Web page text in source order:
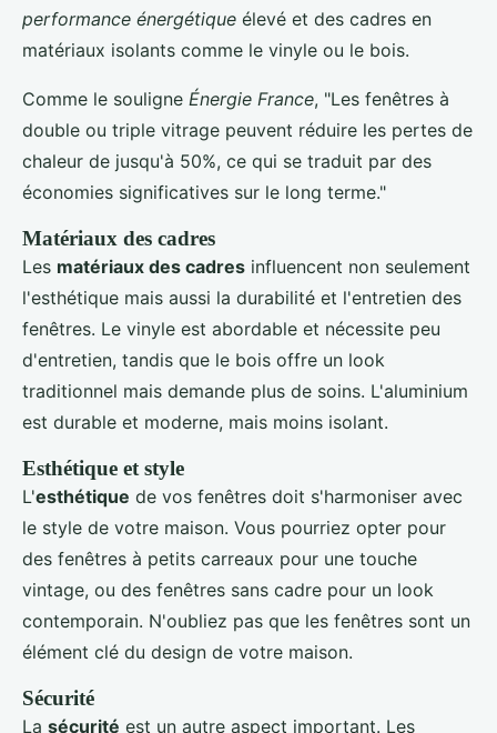
performance énergétique élevé et des cadres en
matériaux isolants comme le vinyle ou le bois.
Comme le souligne Énergie France, "Les fenêtres à
double ou triple vitrage peuvent réduire les pertes de
chaleur de jusqu'à 50%, ce qui se traduit par des
économies significatives sur le long terme."
Matériaux des cadres
Les matériaux des cadres influencent non seulement
l'esthétique mais aussi la durabilité et l'entretien des
fenêtres. Le vinyle est abordable et nécessite peu
d'entretien, tandis que le bois offre un look
traditionnel mais demande plus de soins. L'aluminium
est durable et moderne, mais moins isolant.
Esthétique et style
L'esthétique de vos fenêtres doit s'harmoniser avec
le style de votre maison. Vous pourriez opter pour
des fenêtres à petits carreaux pour une touche
vintage, ou des fenêtres sans cadre pour un look
contemporain. N'oubliez pas que les fenêtres sont un
élément clé du design de votre maison.
Sécurité
La sécurité est un autre aspect important. Les